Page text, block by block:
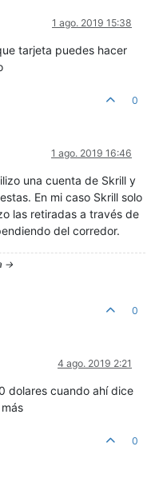
1 ago. 2019 15:38
tarjeta puedes hacer
0
1 ago. 2019 16:46
una cuenta de Skrill y
En mi caso Skrill solo
las retiradas a través de
del corredor.
->
0
4 ago. 2019 2:21
dolares cuando ahí dice
0